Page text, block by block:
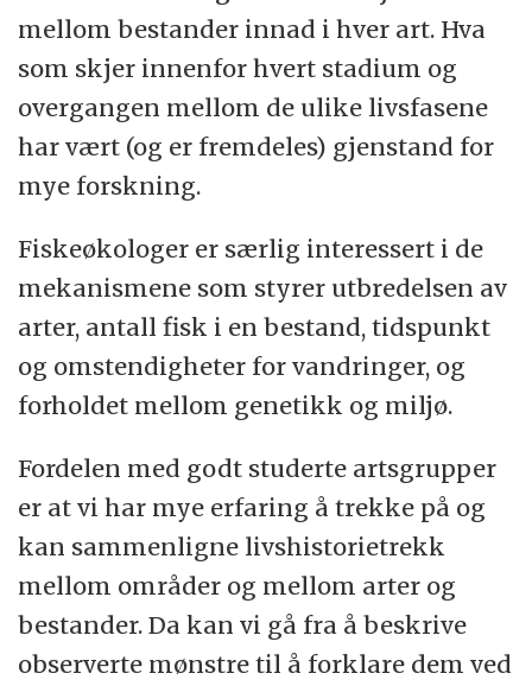
mellom bestander innad i hver art. Hva
som skjer innenfor hvert stadium og
overgangen mellom de ulike livsfasene
har vært (og er fremdeles) gjenstand for
mye forskning.
Fiskeøkologer er særlig interessert i de
mekanismene som styrer utbredelsen av
arter, antall fisk i en bestand, tidspunkt
og omstendigheter for vandringer, og
forholdet mellom genetikk og miljø.
Fordelen med godt studerte artsgrupper
er at vi har mye erfaring å trekke på og
kan sammenligne livshistorietrekk
mellom områder og mellom arter og
bestander. Da kan vi gå fra å beskrive
observerte mønstre til å forklare dem ved